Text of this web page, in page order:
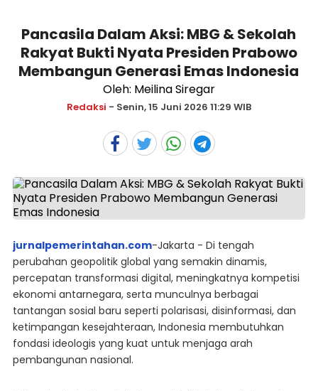
Pancasila Dalam Aksi: MBG & Sekolah
Rakyat Bukti Nyata Presiden Prabowo
Membangun Generasi Emas Indonesia
Oleh: Meilina Siregar
Redaksi - Senin, 15 Juni 2026 11:29 WIB
jurnalpemerintahan.com-Jakarta - Di tengah
perubahan geopolitik global yang semakin dinamis,
percepatan transformasi digital, meningkatnya kompetisi
ekonomi antarnegara, serta munculnya berbagai
tantangan sosial baru seperti polarisasi, disinformasi, dan
ketimpangan kesejahteraan, Indonesia membutuhkan
fondasi ideologis yang kuat untuk menjaga arah
pembangunan nasional.